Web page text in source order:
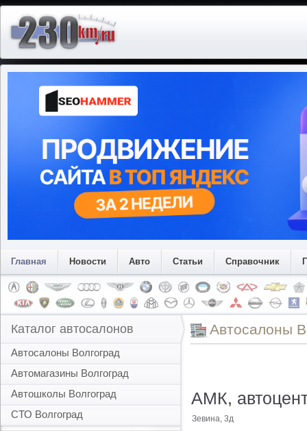
Главная Новости Авто Статьи Справочник
Каталог автосалонов
Автосалоны Волгоград
Автомагазины Волгоград
Автошколы Волгоград
СТО Волгоград
Автоcалоны
АМК,
Зевина, 3д